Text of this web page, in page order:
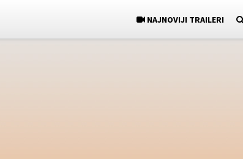
NAJNOVIJI TRAILERI